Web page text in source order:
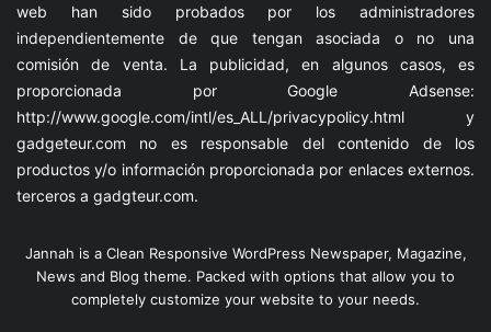
web han sido probados por los administradores
independientemente de que tengan asociada o no una
comisión de venta. La publicidad, en algunos casos, es
proporcionada por Google Adsense:
http://www.google.com/intl/es_ALL/privacypolicy.html y
gadgeteur.com no es responsable del contenido de los
productos y/o información proporcionada por enlaces externos.
terceros a gadgteur.com.
Jannah is a Clean Responsive WordPress Newspaper, Magazine,
News and Blog theme. Packed with options that allow you to
completely customize your website to your needs.